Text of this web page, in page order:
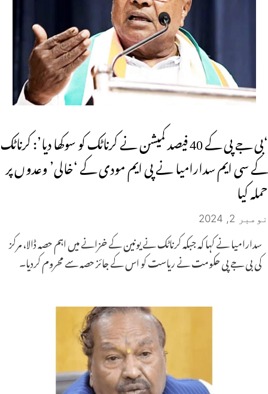
‘بی جے پی کے 40 فیصد کمیشن نے کرناٹک کو سوکھا دیا’: کرناٹک
کے سی ایم سدارامیا نے پی ایم مودی کے ‘خالی’ وعدوں پر
حملہ کیا
نومبر 2, 2024
سدارامیا نے کہا کہ جبکہ کرناٹک نے یونین کے خزانے میں اہم حصہ ڈالا، مرکز
کی بی جے پی حکومت نے ریاست کو اس کے جائز حصہ سے محروم کردیا۔